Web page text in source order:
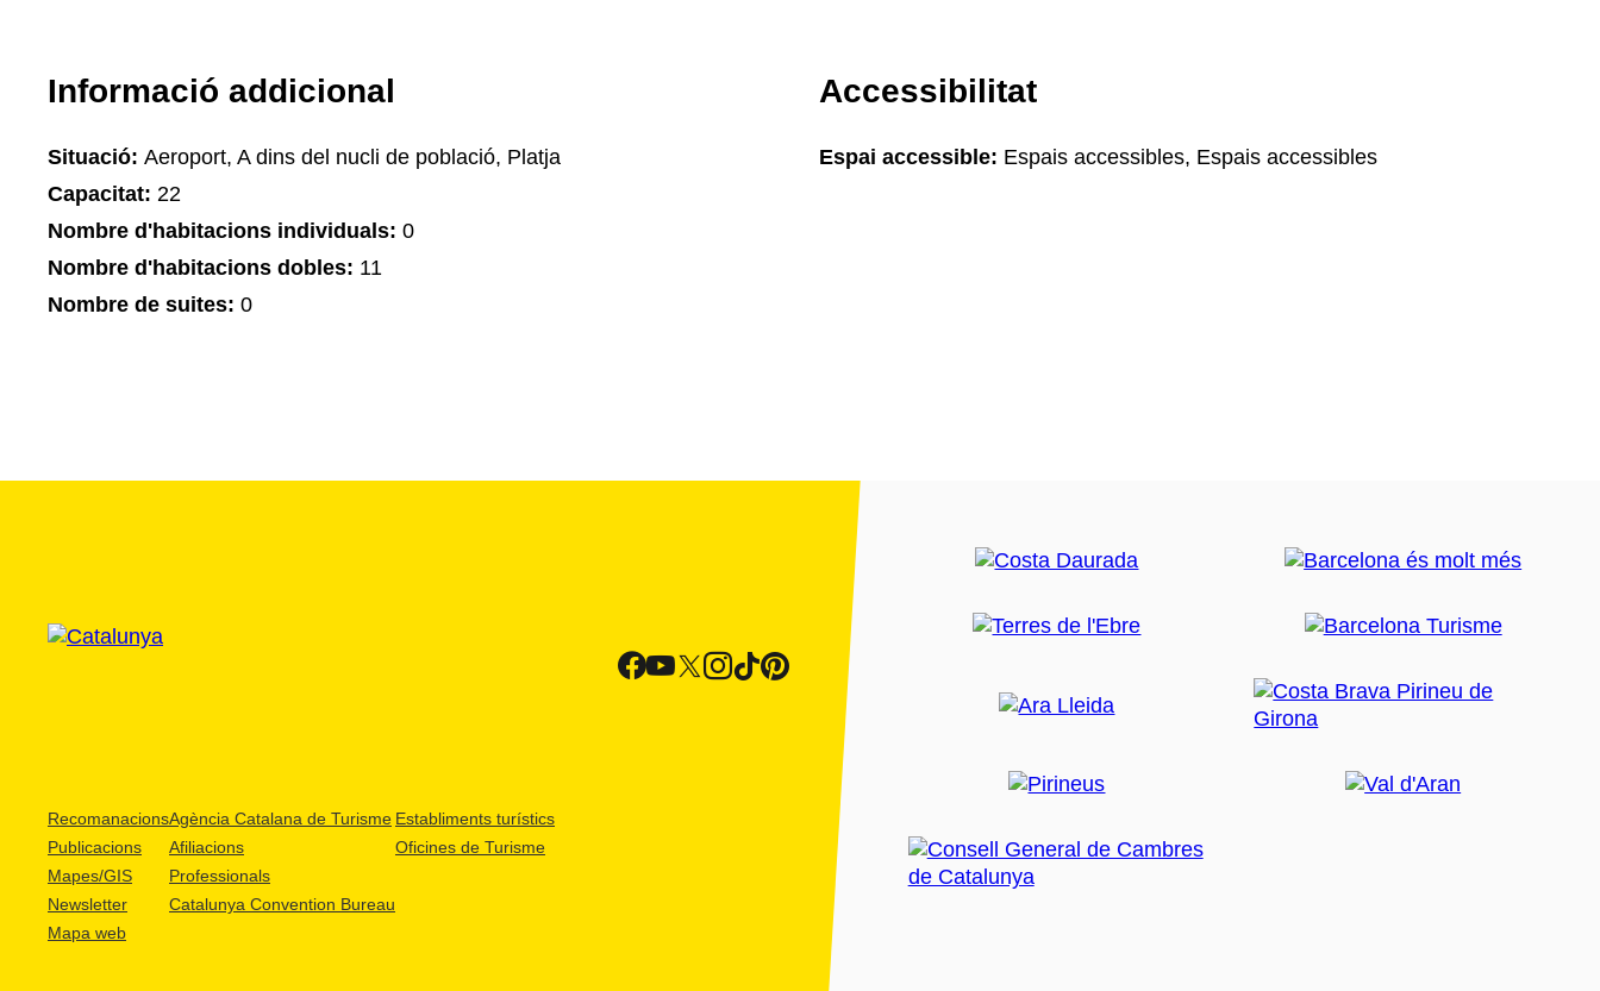
Informació addicional
Situació: Aeroport, A dins del nucli de població, Platja
Capacitat: 22
Nombre d'habitacions individuals: 0
Nombre d'habitacions dobles: 11
Nombre de suites: 0
Accessibilitat
Espai accessible: Espais accessibles, Espais accessibles
Recomanacions
Publicacions
Mapes/GIS
Newsletter
Mapa web
Agència Catalana de Turisme
Afiliacions
Professionals
Catalunya Convention Bureau
Establiments turístics
Oficines de Turisme